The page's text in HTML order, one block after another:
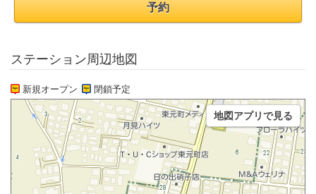
予約
ステーション周辺地図
新規オープン 閉鎖予定
地図アプリで見る